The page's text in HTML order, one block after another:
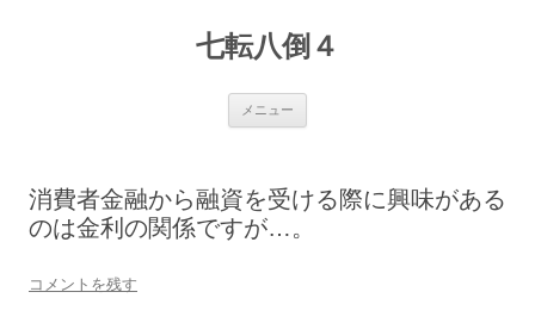
七転八倒４
メニュー
ス
消費者金融から融資を受ける際に興味がある
のは金利の関係ですが…。
コメントを残す